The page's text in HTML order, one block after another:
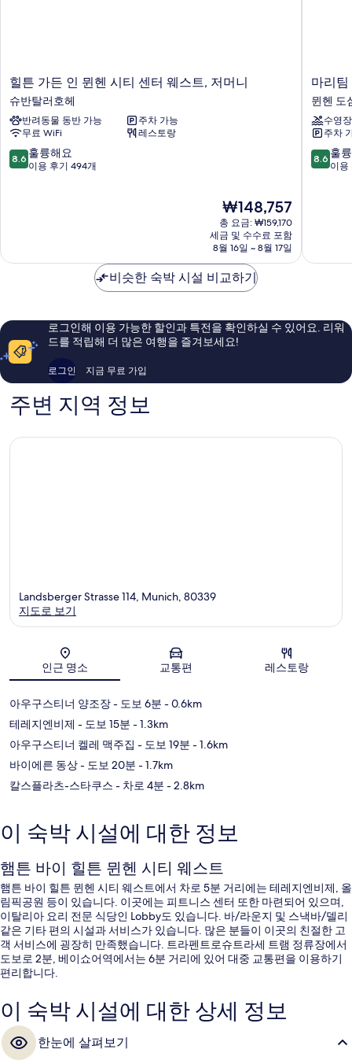
힐
튼
가
든
인
뮌
헨
트,
슈
탈
러
힐튼 가든 인 뮌헨 시티 센터 웨스트, 저머니
슈반탈러호헤
반려동물 동반 가능
주차 가능
무료 WiFi
레스토랑
10
점
륭
용
기
494
8.6 훌륭해요
이용 후기 494개
현
재
요
금
₩148,757
₩148,757
총 요금: ₩159,170
세금 및 수수료 포함
8월 16일 ~ 8월 17일
마
리
팀
호
텔
뮌
헨
마리
뮌헨 도
수영장
주차
10
점
륭
용
후
8.6 훌
이용
비슷한 숙박 시설 비교하기
로그인해 이용 가능한 할인과 특전을 확인하실 수 있어요. 리워
드를 적립해 더 많은 여행을 즐겨보세요!
로그인 지금 무료 가입
주변 지역 정보
지도
Landsberger Strasse 114, Munich, 80339
지도로 보기
인근 명소 교통편 레스토랑
아우구스티너 양조장- 도보 6분 - 0.6km
테레지엔비제 - 도보 15분 - 1.3km
아우구스티너 켈레 맥주집 - 도보 19분 - 1.6km
바이에른 동상- 도보 20분 - 1.7km
칼스플라츠-스타쿠스 - 차로 4분 - 2.8km
이 숙박 시설에 대한 정보
햄튼 바이 힐튼 뮌헨 시티 웨스트
햄튼 바이 힐튼 뮌헨 시티 웨스트에서 차로 5분 거리에는 테레지엔비제, 올
림픽공원 등이 있습니다. 이곳에는 피트니스 센터 또한 마련되어 있으며,
이탈리아 요리 전문 식당인 Lobby도 있습니다. 바/라운지 및 스낵바/델리
같은 기타 편의 시설과 서비스가 있습니다. 많은 분들이 이곳의 친절한 고
객 서비스에 굉장히 만족했습니다. 트라펜트로슈트라세 트램 정류장에서
도보로 2분, 베이쇼어역에서는 6분 거리에 있어 대중 교통편을 이용하기
편리합니다.
이 숙박 시설에 대한 상세 정보
한눈에 살펴보기